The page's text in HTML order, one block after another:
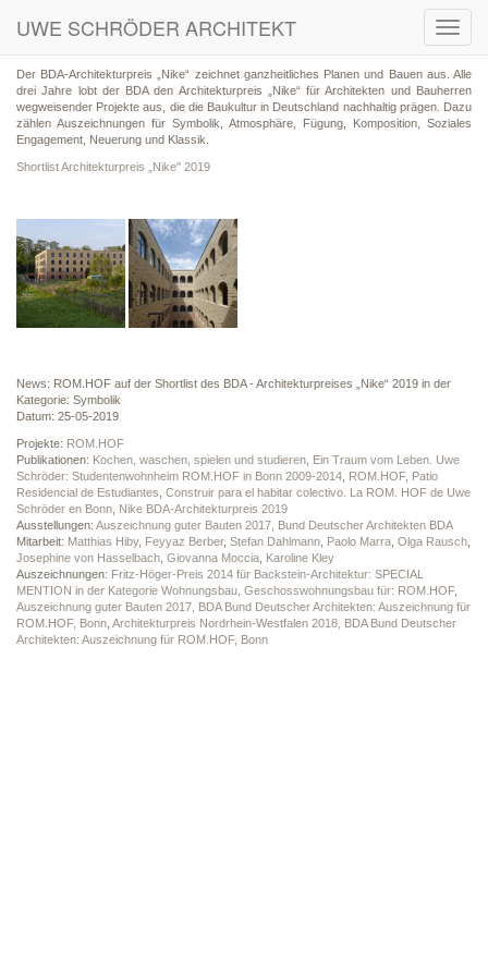
UWE SCHRÖDER ARCHITEKT
Der BDA-Architekturpreis „Nike“ zeichnet ganzheitliches Planen und Bauen aus. Alle
drei Jahre lobt der BDA den Architekturpreis „Nike“ für Architekten und Bauherren
wegweisender Projekte aus, die die Baukultur in Deutschland nachhaltig prägen. Dazu
zählen Auszeichnungen für Symbolik, Atmosphäre, Fügung, Komposition, Soziales
Engagement, Neuerung und Klassik.
Shortlist Architekturpreis „Nike" 2019
News: ROM.HOF auf der Shortlist des BDA - Architekturpreises „Nike“ 2019 in der
Kategorie: Symbolik
Datum: 25-05-2019
Projekte: ROM.HOF
Publikationen: Kochen, waschen, spielen und studieren Ein Traum vom Leben. Uwe
Schröder: Studentenwohnheim ROM.HOF in Bonn 2009-2014 ROM.HOF, Patio
Residencial de Estudiantes Construir para el habitar colectivo. La ROM. HOF de Uwe
Schröder en Bonn Nike BDA-Architekturpreis 2019
Ausstellungen: Auszeichnung guter Bauten 2017, Bund Deutscher Architekten BDA
Mitarbeit: Matthias Hiby, Feyyaz Berber, Stefan Dahlmann Paolo Marra Olga Rausch
Josephine von Hasselbach Giovanna Moccia Karoline Kley
Auszeichnungen: Fritz-Höger-Preis 2014 für Backstein-Architektur: SPECIAL
MENTION in der Kategorie Wohnungsbau, Geschosswohnungsbau für: ROM.HOF,
Auszeichnung guter Bauten 2017, BDA Bund Deutscher Architekten: Auszeichnung für
ROM.HOF, Bonn Architekturpreis Nordrhein-Westfalen 2018, BDA Bund Deutscher
Architekten: Auszeichnung für ROM.HOF, Bonn